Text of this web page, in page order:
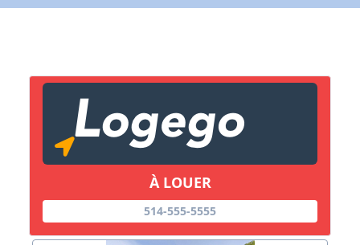
À LOUER
514-555-5555
Lien vers inscription (sera inclus dans courriel)
Copier lien
X Fermer